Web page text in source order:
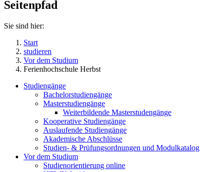
Seitenpfad
Sie sind hier:
Start
studieren
Vor dem Studium
Ferienhochschule Herbst
Studiengänge
Bachelorstudiengänge
Masterstudiengänge
Weiterbildende Masterstudengänge
Kooperative Studiengänge
Auslaufende Studiengänge
Akademische Abschlüsse
Studien- & Prüfungsordnungen und Modulkatalog
Vor dem Studium
Studienorientierung online